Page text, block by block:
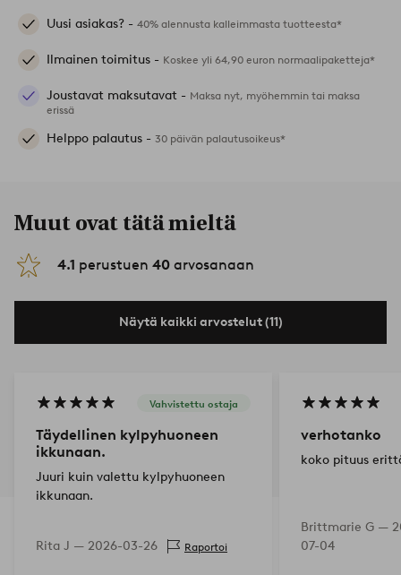
Uusi asiakas? - 40% alennusta kalleimmasta tuotteesta*
Ilmainen toimitus - Koskee yli 64,90 euron normaalipaketteja*
Joustavat maksutavat - Maksa nyt, myöhemmin tai maksa
erissä
Helppo palautus - 30 päivän palautusoikeus*
Muut ovat tätä mieltä
4.1 perustuen 40 arvosanaan
Näytä kaikki arvostelut (11)
Vahvistettu ostaja
Täydellinen kylpyhuoneen
ikkunaan.
Juuri kuin valettu kylpyhuoneen
ikkunaan.
Rita J — 2026-03-26 Raportoi
verhotanko
koko pituus
Brittmarie G —
07-04